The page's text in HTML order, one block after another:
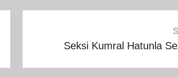
Seksi Kumral Hatunla